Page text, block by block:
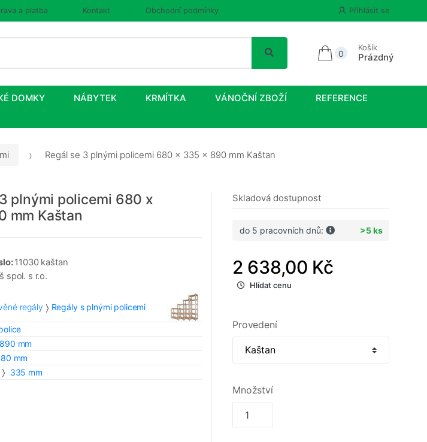
a platba Kontakt Obchodní podmínky Přihlásit se
0
Košík
Prázdný
DOMKY NÁBYTEK KRMÍTKA VÁNOČNÍ ZBOŽÍ
REFERENCE
Regál se 3 plnými policemi 680 x 335 x 890 mm Kaštan
plnými policemi 680 x
mm Kaštan
11030 kaštan
spol. s r.o.
regály Regály s plnými policemi
890 mm
mm
335 mm
Skladová dostupnost
do 5 pracovních dnů: >5 ks
2 638,00 Kč
Hlídat cenu
Provedení
Množství